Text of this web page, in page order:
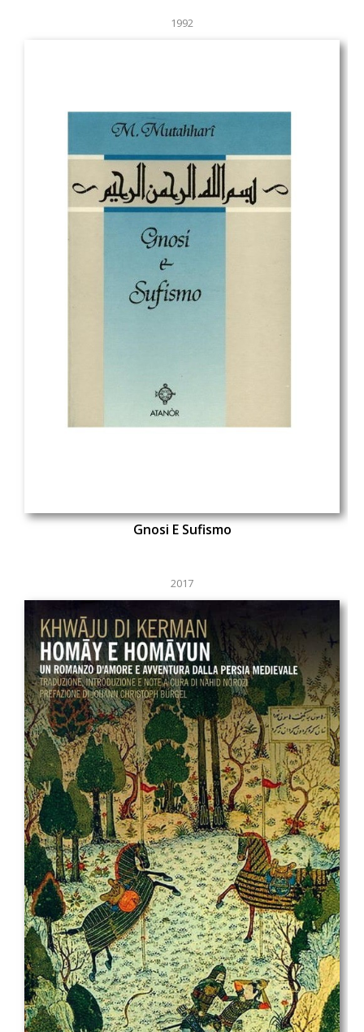
1992
Gnosi E Sufismo
2017